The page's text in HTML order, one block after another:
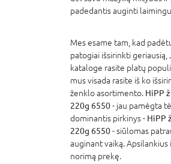
padedantis auginti
Mes esame tam, kad
patogiai išsirinkti
kataloge rasite platų
mus visada rasite iš ko
ženklo asortimento. HiPP
220g 6550- jau pamėgta
dominantis pirkinys - HiPP
220g 6550- siūlomas
auginant vaiką.
norimą prekę.